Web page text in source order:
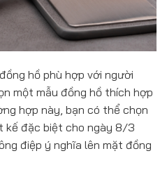
hồ phù hợp với người
một mẫu đồng hồ thích hợp
hợp này, bạn có thể chọn
kế đặc biệt cho ngày 8/3
điệp ý nghĩa lên mặt đồng